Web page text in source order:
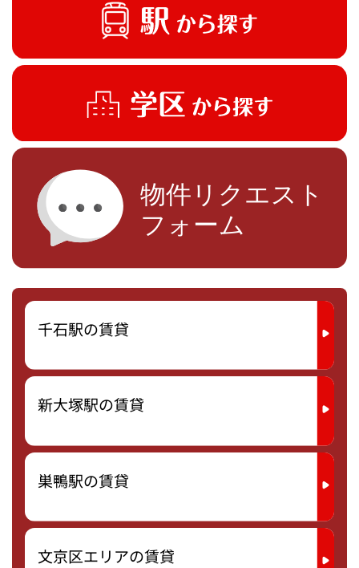
千石駅の賃貸
新大塚駅の賃貸
巣鴨駅の賃貸
文京区エリアの賃貸